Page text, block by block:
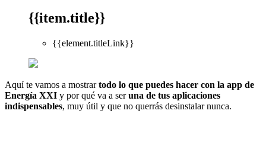
{{item.title}}
{{element.titleLink}}
Aquí te vamos a mostrartodo lo que puedes hacer con la app de
Energía XXI y por qué va a seruna de tus aplicaciones
indispensables, muy útil y que no querrás desinstalar nunca.